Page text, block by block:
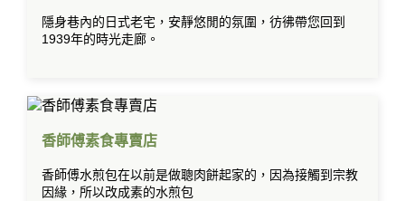
隱身巷內的日式老宅，安靜悠閒的氛圍，彷彿帶您回到
1939年的時光走廊。
香師傅素食專賣店
香師傅水煎包在以前是做聰肉餅起家的，因為接觸到宗教
因緣，所以改成素的水煎包